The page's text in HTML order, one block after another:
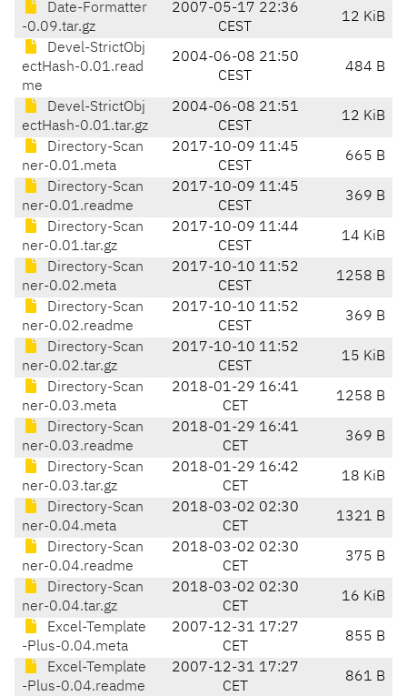
Date-Formatter
-0.09.tar.gz
2007-05-17 22:36
CEST
12 KiB
Devel-StrictObj
ectHash-0.01.read
me
2004-06-08 21:50
CEST
484 B
Devel-StrictObj
ectHash-0.01.tar.gz
2004-06-08 21:51
CEST
12 KiB
Directory-Scan
ner-0.01.meta
2017-10-09 11:45
CEST
665 B
Directory-Scan
ner-0.01.readme
2017-10-09 11:45
CEST
369 B
Directory-Scan
ner-0.01.tar.gz
2017-10-09 11:44
CEST
14 KiB
Directory-Scan
ner-0.02.meta
2017-10-10 11:52
CEST
1258 B
Directory-Scan
ner-0.02.readme
2017-10-10 11:52
CEST
369 B
Directory-Scan
ner-0.02.tar.gz
2017-10-10 11:52
CEST
15 KiB
Directory-Scan
ner-0.03.meta
2018-01-29 16:41
CET
1258 B
Directory-Scan
ner-0.03.readme
2018-01-29 16:41
CET
369 B
Directory-Scan
ner-0.03.tar.gz
2018-01-29 16:42
CET
18 KiB
Directory-Scan
ner-0.04.meta
2018-03-02 02:30
CET
1321 B
Directory-Scan
ner-0.04.readme
2018-03-02 02:30
CET
375 B
Directory-Scan
ner-0.04.tar.gz
2018-03-02 02:30
CET
16 KiB
Excel-Template
-Plus-0.04.meta
2007-12-31 17:27
CET
855 B
Excel-Template
-Plus-0.04.readme
2007-12-31 17:27
CET
861 B